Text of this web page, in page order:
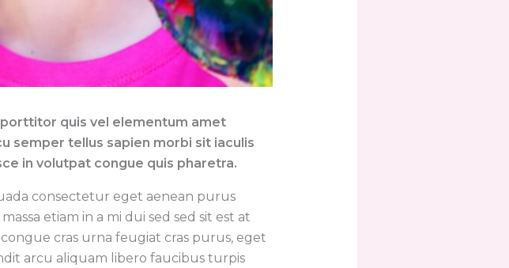
quis vel elementum amet
semper tellus sapien morbi sit iaculis
in volutpat congue quis pharetra.
consectetur eget aenean purus
etiam in a mi dui sed sed sit est at
cras urna feugiat cras purus, eget
arcu aliquam libero faucibus turpis